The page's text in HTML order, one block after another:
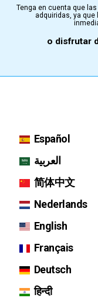
Tenga en cuenta que
adquiridas, ya
o disfrutar
Español
العربية
简体中文
Nederlands
English
Français
Deutsch
हिन्दी